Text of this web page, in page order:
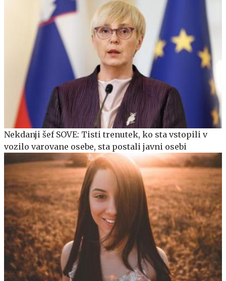
Nekdanji šef SOVE: Tisti trenutek, ko sta vstopili v
vozilo varovane osebe, sta postali javni osebi